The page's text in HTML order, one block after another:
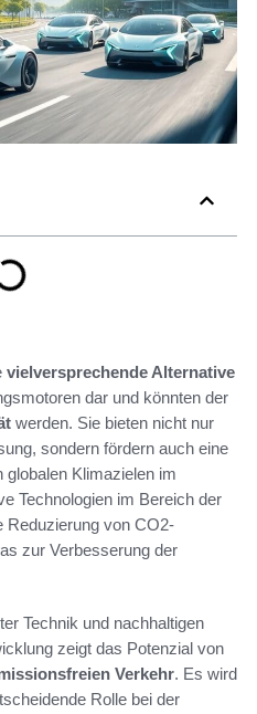
vielversprechende Alternative
dar und könnten der
werden. Sie bieten nicht nur
sondern fördern auch eine
globalen Klimazielen im
Technologien im Bereich der
Reduzierung von CO2-
zur Verbesserung der
Technik und nachhaltigen
zeigt das Potenzial von
Verkehr. Es wird
Rolle bei der